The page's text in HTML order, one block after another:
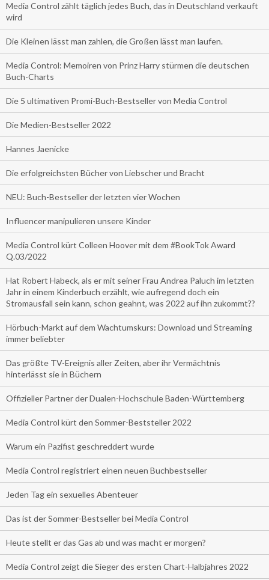
Media Control zählt täglich jedes Buch, das in Deutschland verkauft
wird
Die Kleinen lässt man zahlen, die Großen lässt man laufen.
Media Control: Memoiren von Prinz Harry stürmen die deutschen
Buch-Charts
Die 5 ultimativen Promi-Buch-Bestseller von Media Control
Die Medien-Bestseller 2022
Hannes Jaenicke
Die erfolgreichsten Bücher von Liebscher und Bracht
NEU: Buch-Bestseller der letzten vier Wochen
Influencer manipulieren unsere Kinder
Media Control kürt Colleen Hoover mit dem #BookTok Award
Q.03/2022
Hat Robert Habeck, als er mit seiner Frau Andrea Paluch im letzten
Jahr in einem Kinderbuch erzählt, wie aufregend doch ein
Stromausfall sein kann, schon geahnt, was 2022 auf ihn zukommt??
Hörbuch-Markt auf dem Wachtumskurs: Download und Streaming
immer beliebter
Das größte TV-Ereignis aller Zeiten, aber ihr Vermächtnis
hinterlässt sie in Büchern
Offizieller Partner der Dualen-Hochschule Baden-Württemberg
Media Control kürt den Sommer-Beststeller 2022
Warum ein Pazifist geschreddert wurde
Media Control registriert einen neuen Buchbestseller
Jeden Tag ein sexuelles Abenteuer
Das ist der Sommer-Bestseller bei Media Control
Heute stellt er das Gas ab und was macht er morgen?
Media Control zeigt die Sieger des ersten Chart-Halbjahres 2022